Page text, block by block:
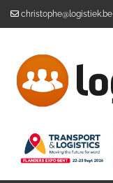
christophe@logistiek.be